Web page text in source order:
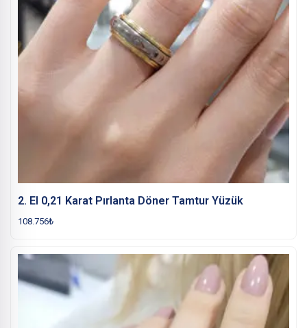
2. El 0,21 Karat Pırlanta Döner Tamtur Yüzük
108.756₺